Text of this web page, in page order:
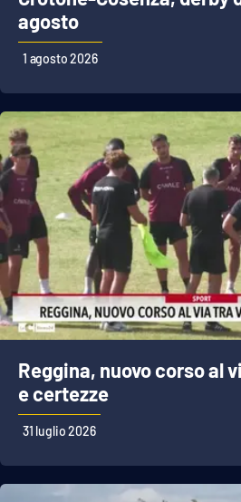
agosto
1 agosto 2026
Reggina, nuovo corso al
e certezze
31 luglio 2026